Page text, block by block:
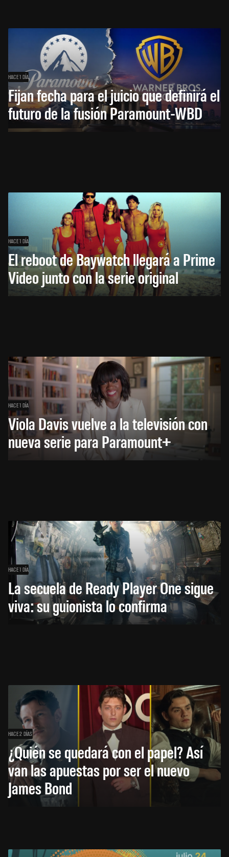
HACE 1 DÍA
Fijan fecha para el juicio que definirá el
futuro de la fusión Paramount-WBD
HACE 1 DÍA
El reboot de Baywatch llegará a Prime
Video junto con la serie original
HACE 1 DÍA
Viola Davis vuelve a la televisión con
nueva serie para Paramount+
HACE 1 DÍA
La secuela de Ready Player One sigue
viva: su guionista lo confirma
HACE 2 DÍAS
¿Quién se quedará con el papel? Así
van las apuestas por ser el nuevo
James Bond